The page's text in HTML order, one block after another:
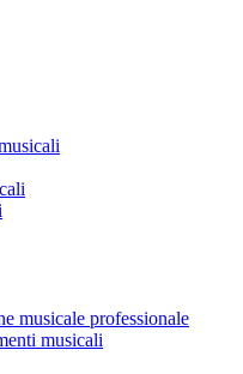
musicale professionale
musicali